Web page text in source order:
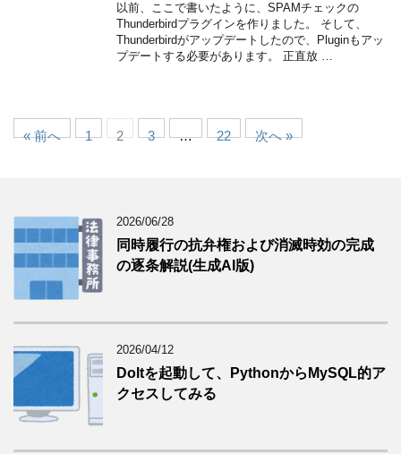
以前、ここで書いたように、SPAMチェックの
Thunderbirdプラグインを作りました。 そして、
Thunderbirdがアップデートしたので、Pluginもアッ
プデートする必要があります。 正直放 …
« 前へ 1 2 3 … 22 次へ »
2026/06/28
同時履行の抗弁権および消滅時効の完成
の逐条解説(生成AI版)
2026/04/12
Doltを起動して、PythonからMySQL的ア
クセスしてみる